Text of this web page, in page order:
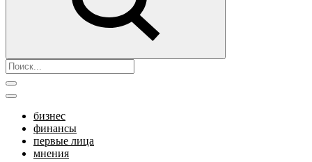
бизнес
финансы
первые лица
мнения